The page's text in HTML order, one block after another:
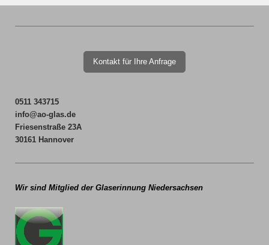
Kontakt für Ihre Anfrage
0511 343715
info@ao-glas.de
Friesenstraße 23A
30161 Hannover
Wir sind Mitglied der Glaserinnung Niedersachsen